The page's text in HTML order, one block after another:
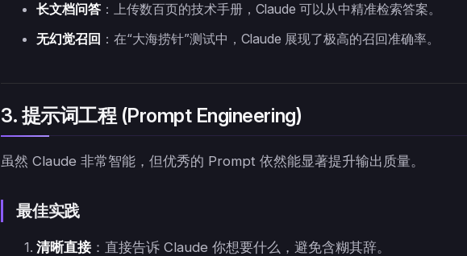
长文档问答 ：上传数百页的技术手册，Claude 可以从中精准检索答案。
无幻觉召回 ：在“大海捞针”测试中，Claude 展现了极高的召回准确率。
3. 提示词工程 (Prompt Engineering)
虽然 Claude 非常智能，但优秀的 Prompt 依然能显著提升输出质量。
最佳实践
清晰直接 ：直接告诉 Claude 你想要什么，避免含糊其辞。